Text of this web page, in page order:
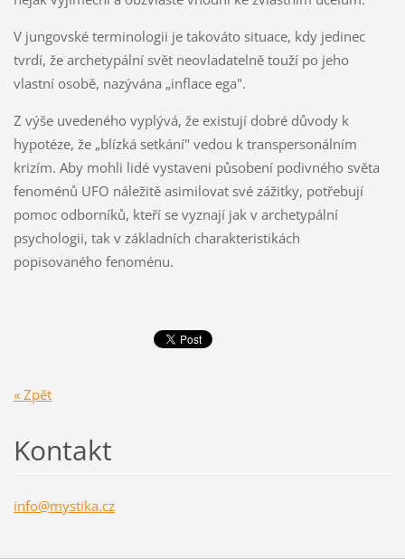
V jungovské terminologii je takováto situace, kdy jedinec
tvrdí, že archetypální svět neovladatelně touží po jeho
vlastní osobě, nazývána „inflace ega".
Z výše uvedeného vyplývá, že existují dobré důvody k
hypotéze, že „blízká setkání" vedou k transpersonálním
krizím. Aby mohli lidé vystaveni působení podivného světa
fenoménů UFO náležitě asimilovat své zážitky, potřebují
pomoc odborníků, kteří se vyznají jak v archetypální
psychologii, tak v základních charakteristikách
popisovaného fenoménu.
« Zpět
Kontakt
info@mystika.cz